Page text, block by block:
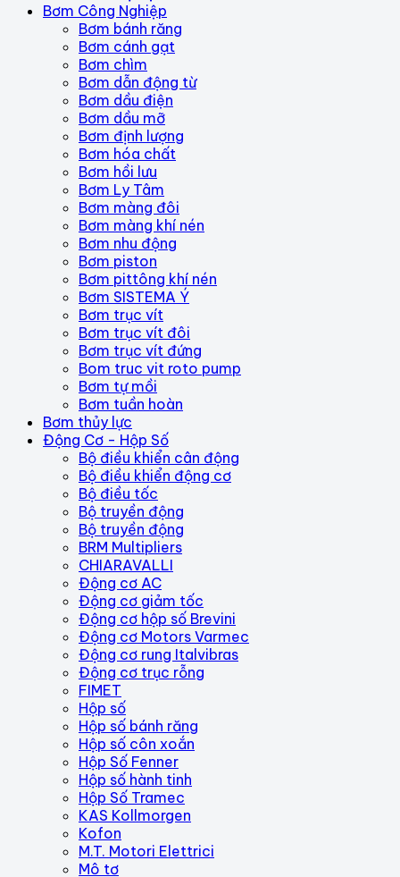
Bơm Công Nghiệp
Bơm bánh răng
Bơm cánh gạt
Bơm chìm
Bơm dẫn động từ
Bơm dầu điện
Bơm dầu mỡ
Bơm định lượng
Bơm hóa chất
Bơm hồi lưu
Bơm Ly Tâm
Bơm màng đôi
Bơm màng khí nén
Bơm nhu động
Bơm piston
Bơm pittông khí nén
Bơm SISTEMA Ý
Bơm trục vít
Bơm trục vít đôi
Bơm trục vít đứng
Bom truc vit roto pump
Bơm tự mồi
Bơm tuần hoàn
Bơm thủy lực
Động Cơ - Hộp Số
Bộ điều khiển cân động
Bộ điều khiển động cơ
Bộ điều tốc
Bộ truyền động
Bộ truyền động
BRM Multipliers
CHIARAVALLI
Động cơ AC
Động cơ giảm tốc
Động cơ hộp số Brevini
Động cơ Motors Varmec
Động cơ rung Italvibras
Động cơ trục rỗng
FIMET
Hộp số
Hộp số bánh răng
Hộp số côn xoắn
Hộp Số Fenner
Hộp số hành tinh
Hộp Số Tramec
KAS Kollmorgen
Kofon
M.T. Motori Elettrici
Mô tơ